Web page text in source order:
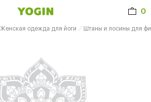
0
Женская одежда для йоги Штаны и лосины для